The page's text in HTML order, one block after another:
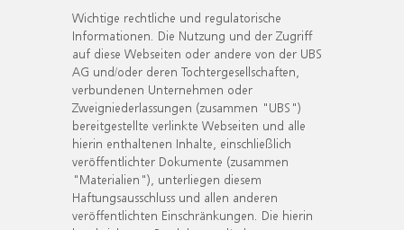
Wichtige rechtliche und regulatorische
Informationen. Die Nutzung und der Zugriff
auf diese Webseiten oder andere von der UBS
AG und/oder deren Tochtergesellschaften,
verbundenen Unternehmen oder
Zweigniederlassungen (zusammen "UBS")
bereitgestellte verlinkte Webseiten und alle
hierin enthaltenen Inhalte, einschließlich
veröffentlichter Dokumente (zusammen
"Materialien"), unterliegen diesem
Haftungsausschluss und allen anderen
veröffentlichten Einschränkungen. Die hierin